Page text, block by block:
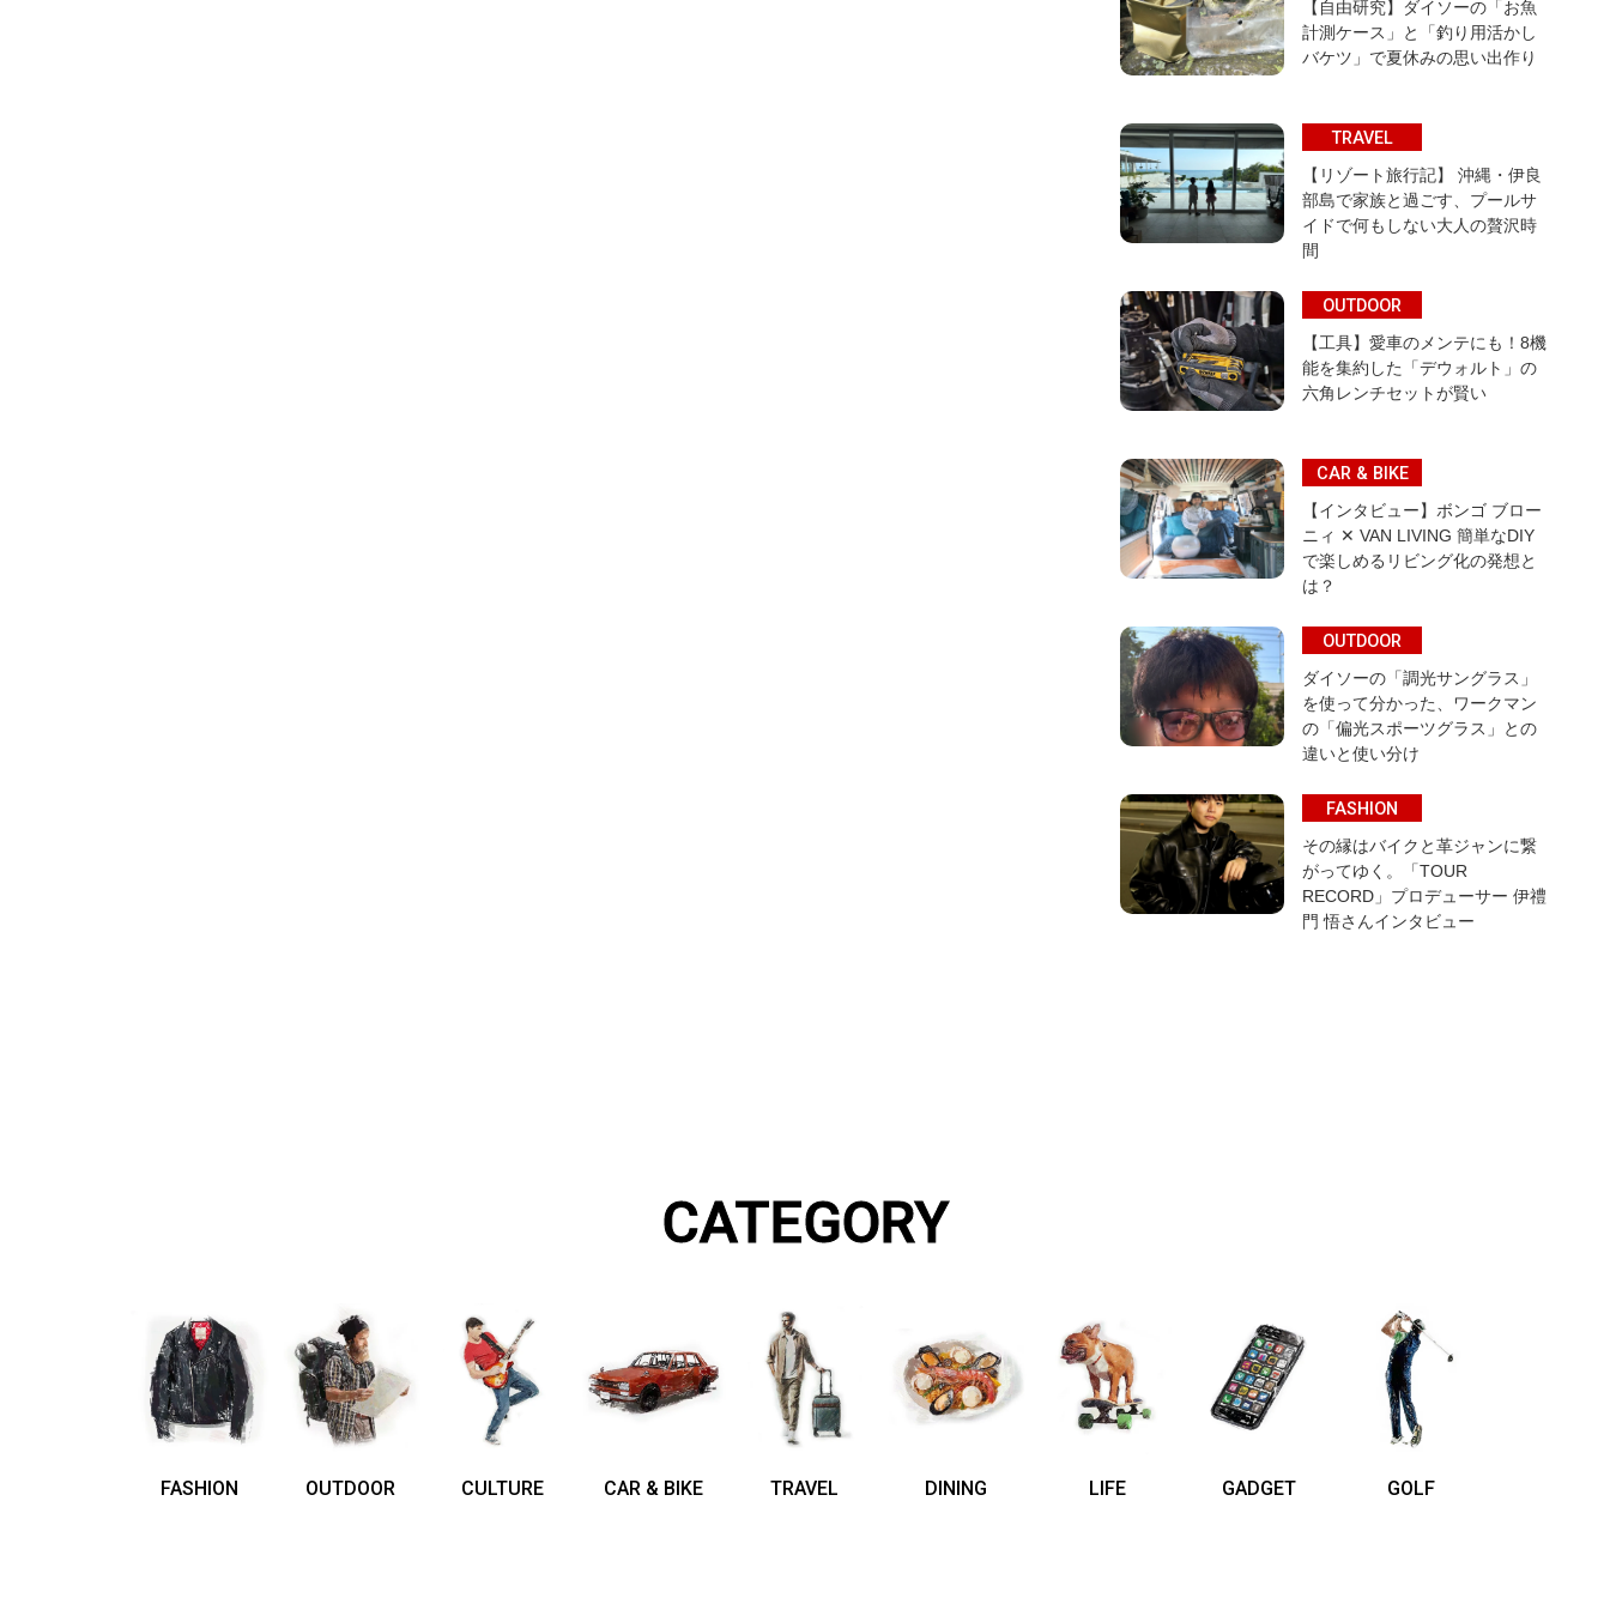
【自由研究】ダイソーの「お魚
計測ケース」と「釣り用活かし
バケツ」で夏休みの思い出作り
TRAVEL
【リゾート旅行記】 沖縄・伊良
部島で家族と過ごす、プールサ
イドで何もしない大人の贅沢時
間
OUTDOOR
【工具】愛車のメンテにも！8機
能を集約した「デウォルト」の
六角レンチセットが賢い
CAR & BIKE
【インタビュー】ボンゴ ブロー
ニィ ✕ VAN LIVING 簡単なDIY
で楽しめるリビング化の発想と
は？
OUTDOOR
ダイソーの「調光サングラス」
を使って分かった、ワークマン
の「偏光スポーツグラス」との
違いと使い分け
FASHION
その縁はバイクと革ジャンに繋
がってゆく。「TOUR
RECORD」プロデューサー 伊禮
門 悟さんインタビュー
CATEGORY
FASHION OUTDOOR CULTURE CAR & BIKE TRAVEL DINING LIFE GADGET GOLF